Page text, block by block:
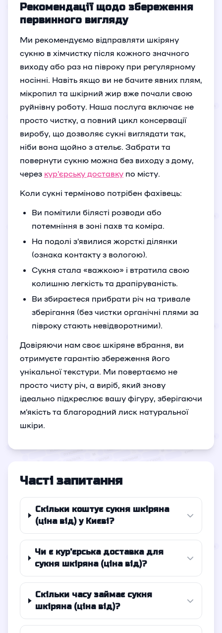
Рекомендації щодо збереження
первинного вигляду
Ми рекомендуємо відправляти шкіряну
сукню в хімчистку після кожного значного
виходу або раз на півроку при регулярному
носінні. Навіть якщо ви не бачите явних плям,
мікропил та шкірний жир вже почали свою
руйнівну роботу. Наша послуга включає не
просто чистку, а повний цикл консервації
виробу, що дозволяє сукні виглядати так,
ніби вона щойно з ательє. Забрати та
повернути сукню можна без виходу з дому,
через кур'єрську доставку по місту.
Коли сукні терміново потрібен фахівець:
Ви помітили білясті розводи або
потемніння в зоні пахв та коміра.
На подолі з’явилися жорсткі ділянки
(ознака контакту з вологою).
Сукня стала «важкою» і втратила свою
колишню легкість та драпіруваність.
Ви збираєтеся прибрати річ на тривале
зберігання (без чистки органічні плями за
півроку стають невідворотними).
Довіряючи нам своє шкіряне вбрання, ви
отримуєте гарантію збереження його
унікальної текстури. Ми повертаємо не
просто чисту річ, а виріб, який знову
ідеально підкреслює вашу фігуру, зберігаючи
м’якість та благородний лиск натуральної
шкіри.
Часті запитання
Скільки коштує сукня шкіряна
(ціна від) у Києві?
Чи є кур'єрська доставка для
сукня шкіряна (ціна від)?
Скільки часу займає сукня
шкіряна (ціна від)?